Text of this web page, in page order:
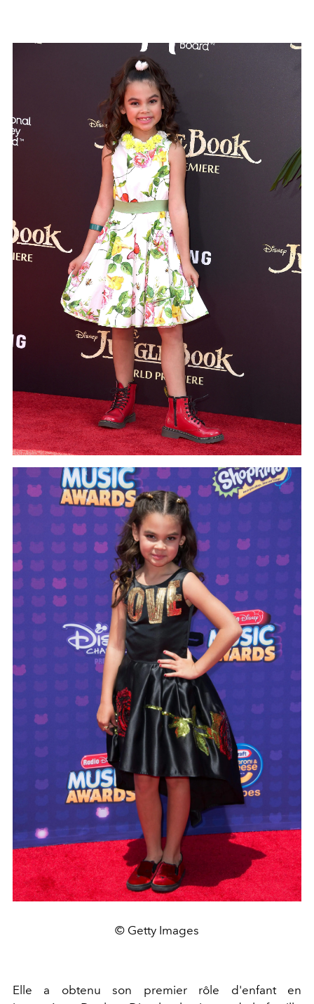
© Getty Images
Elle a obtenu son premier rôle d'enfant en